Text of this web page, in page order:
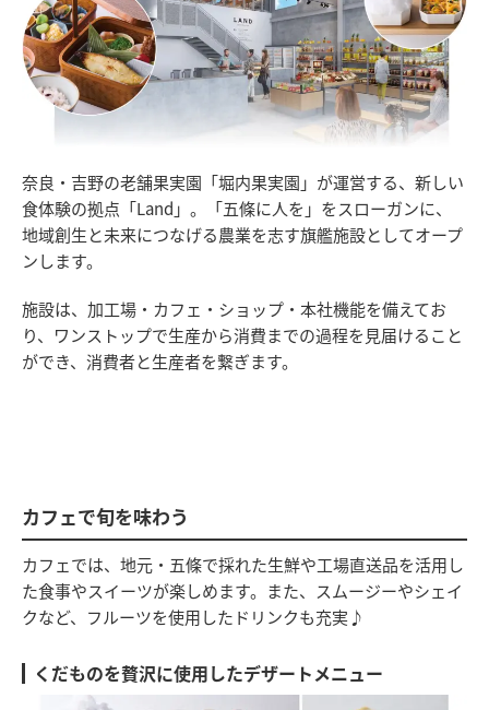
奈良・吉野の老舗果実園「堀内果実園」が運営する、新しい
食体験の拠点「Land」。「五條に人を」をスローガンに、
地域創生と未来につなげる農業を志す旗艦施設としてオープ
ンします。
施設は、加工場・カフェ・ショップ・本社機能を備えてお
り、ワンストップで生産から消費までの過程を見届けること
ができ、消費者と生産者を繋ぎます。
カフェで旬を味わう
カフェでは、地元・五條で採れた生鮮や工場直送品を活用し
た食事やスイーツが楽しめます。また、スムージーやシェイ
クなど、フルーツを使用したドリンクも充実♪
くだものを贅沢に使用したデザートメニュー